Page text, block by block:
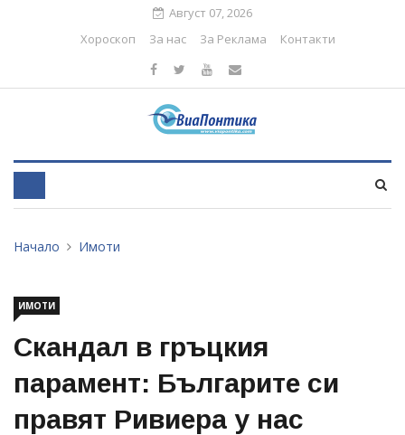
Август 07, 2026
Хороскоп
За нас За Реклама Контакти
Начало Имоти
ИМОТИ
Скандал в гръцкия
парамент: Българите си
правят Ривиера у нас